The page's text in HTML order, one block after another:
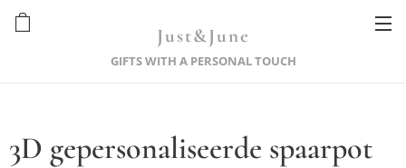
Just&June
GIFTS WITH A PERSONAL TOUCH
3D gepersonaliseerde spaarpot